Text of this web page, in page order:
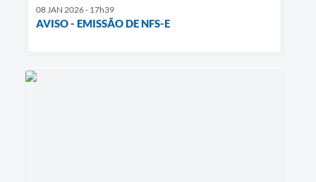
08 JAN 2026 - 17h39
AVISO - EMISSÃO DE NFS-E